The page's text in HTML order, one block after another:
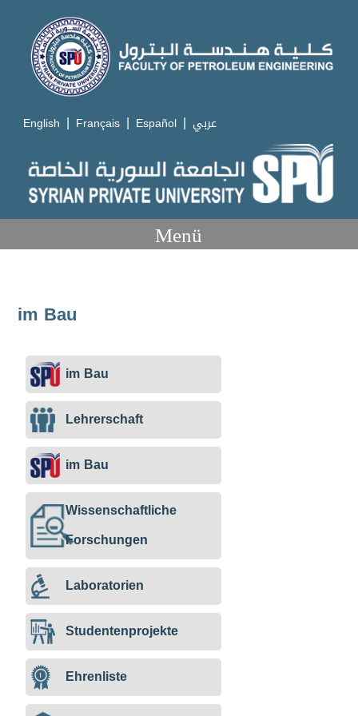
English | Français | Español | عربي
Menü
im Bau
im Bau
Lehrerschaft
im Bau
Wissenschaftliche
Forschungen
Laboratorien
Studentenprojekte
Ehrenliste
im
Bau
im
Bau
im
Bau
im
Bau